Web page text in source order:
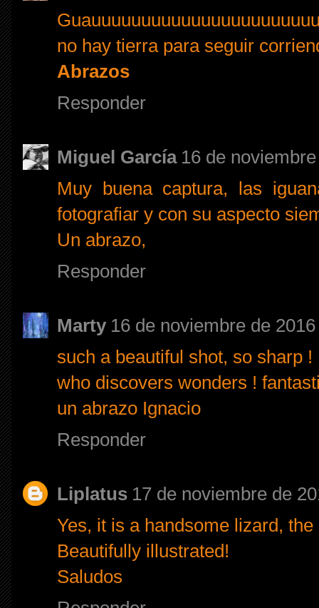
no hay tierra para seguir
Abrazos
Responder
Miguel García 16 de
Muy buena captura, las
fotografiar y con su aspecto
Un abrazo,
Responder
Marty 16 de noviembre de
such a beautiful shot, so sharp
who discovers wonders !
un abrazo Ignacio
Responder
Liplatus 17 de noviembre de
Yes, it is a handsome lizard,
Beautifully illustrated!
Saludos